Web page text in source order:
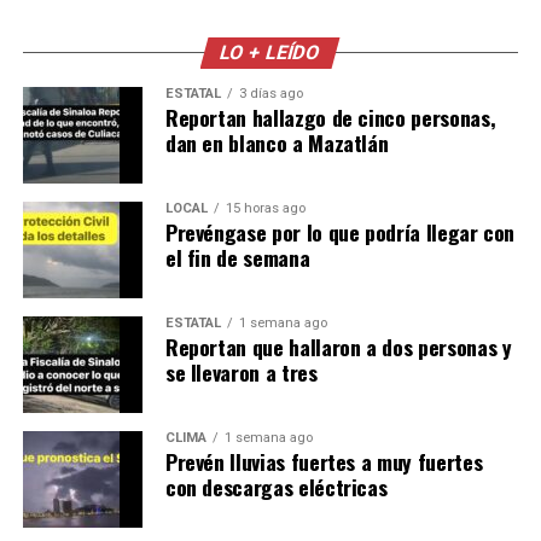
LO + LEÍDO
ESTATAL 3 días ago
Reportan hallazgo de cinco personas,
dan en blanco a Mazatlán
LOCAL 15 horas ago
Prevéngase por lo que podría llegar con
el fin de semana
ESTATAL 1 semana ago
Reportan que hallaron a dos personas y
se llevaron a tres
CLIMA 1 semana ago
Prevén lluvias fuertes a muy fuertes
con descargas eléctricas